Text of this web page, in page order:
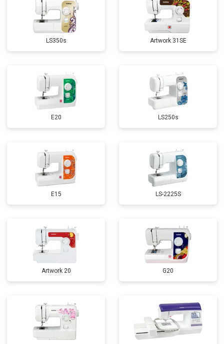
LS350s Artwork 31SE
E20 LS250s
E15 LS-2225S
Artwork 20 G20